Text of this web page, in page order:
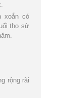
xoắn có
thọ sử
rộng rãi